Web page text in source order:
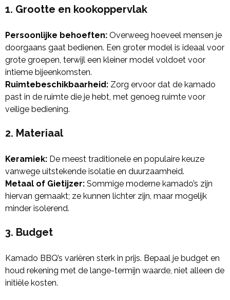
1. Grootte en kookoppervlak
Persoonlijke behoeften: Overweeg hoeveel mensen je
doorgaans gaat bedienen. Een groter model is ideaal voor
grote groepen, terwijl een kleiner model voldoet voor
intieme bijeenkomsten.
Ruimtebeschikbaarheid: Zorg ervoor dat de kamado
past in de ruimte die je hebt, met genoeg ruimte voor
veilige bediening.
2. Materiaal
Keramiek: De meest traditionele en populaire keuze
vanwege uitstekende isolatie en duurzaamheid.
Metaal of Gietijzer: Sommige moderne kamado’s zijn
hiervan gemaakt; ze kunnen lichter zijn, maar mogelijk
minder isolerend.
3. Budget
Kamado BBQ’s variëren sterk in prijs. Bepaal je budget en
houd rekening met de lange-termijn waarde, niet alleen de
initiële kosten.